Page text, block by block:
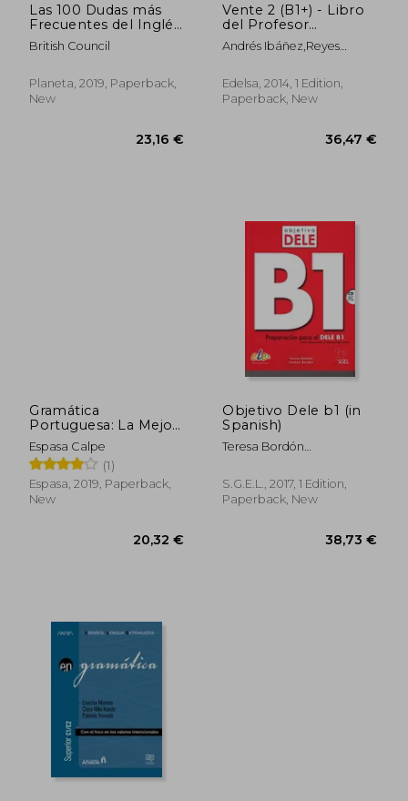
Las 100 Dudas más
Frecuentes del Inglés
(Idiomas) (in Spanish)
British Council
Planeta, 2019, Paperback,
New
Vente 2 (B1+) - Libro
del Profesor
(Métodos - Jóvenes y
Adultos - Vente -
Andrés Ibáñez,Reyes
Marín Arrese
Edelsa, 2014, 1 Edition,
Paperback, New
Gramática
Portuguesa: La Mejor
Guía Para Estudiantes
de Portugués de
Todos los Niveles (in
Spanish)
Espasa Calpe
(1)
Espasa, 2019, Paperback,
New
Objetivo Dele b1 (in
Spanish)
Teresa Bordón
Martínez
S.G.E.L., 2017, 1 Edition,
Paperback, New